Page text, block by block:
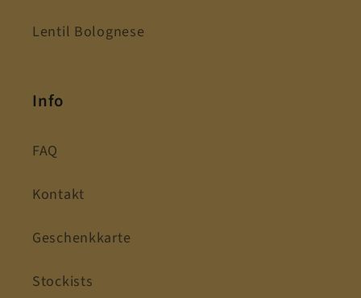
Lentil Bolognese
Info
FAQ
Kontakt
Geschenkkarte
Stockists